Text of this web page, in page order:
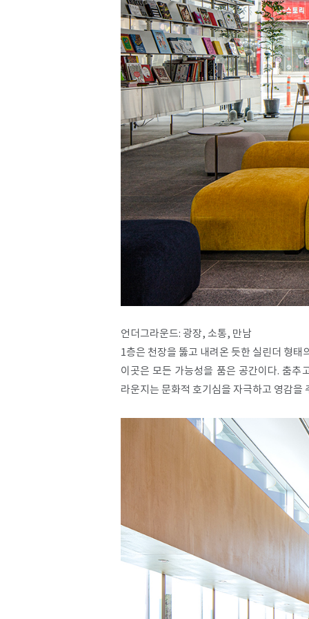
언더그라운드: 광장, 소통, 만남
1층은 천장을 뚫고 내려온 듯한 실린더 형
이곳은 모든 가능성을 품은 공간이다. 춤
라운지는 문화적 호기심을 자극하고 영감을